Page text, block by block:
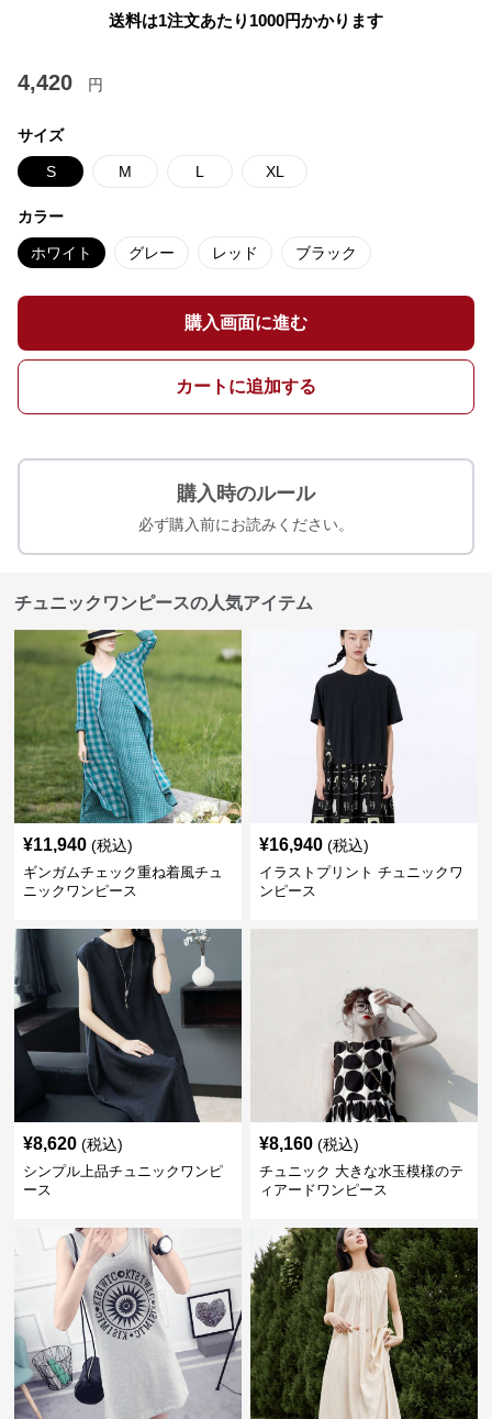
送料は1注文あたり 1000円かかります
4,420 円
サイズ
S M L XL
カラー
ホワイト グレー レッド ブラック
購入画面に進む
カートに追加する
購入時のルール
必ず購入前にお読みください。
チュニックワンピースの人気アイテム
¥11,940 (税込)
ギンガムチェック重ね着風チュ
ニックワンピース
¥16,940 (税込)
イラストプリント チュニックワ
ンピース
¥8,620 (税込)
シンプル上品チュニックワンピ
ース
¥8,160 (税込)
チュニック 大きな水玉模様のテ
ィアードワンピース